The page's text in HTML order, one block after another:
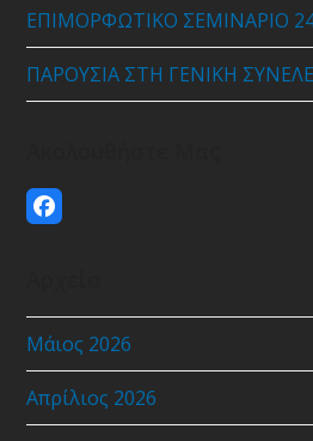
ΕΠΙΜΟΡΦΩΤΙΚΟ ΣΕΜΙΝΑΡΙΟ
ΠΑΡΟΥΣΙΑ ΣΤΗ ΓΕΝΙΚΗ
Facebook
Μάιος 2026
Απρίλιος 2026